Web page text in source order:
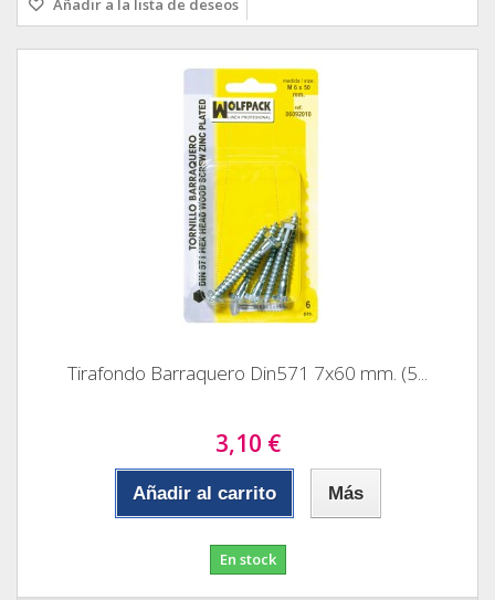
Tirafondo Barraquero Din571 7x60 mm. (5...
3,10 €
Añadir al carrito Más
En stock